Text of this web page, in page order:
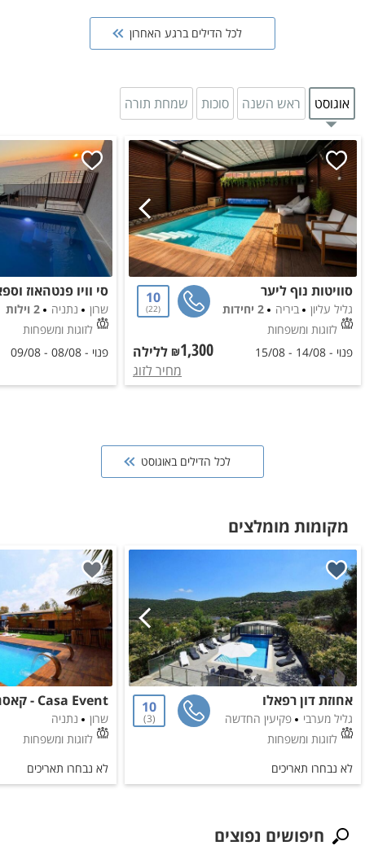
לכל הדילים ברגע האחרון
אוגוסט ראש השנה סוכות שמחת תורה
סוויטות נוף ליער
גליל עליון ביריה
2 יחידות
לזוגות ומשפחות
10
22
פנוי - 14/08
-
15/08
₪1,300
ללילה
מחיר לזוג
שרון נתניה
2 וילות
לזוגות ומשפחות
פנוי - 08/08
-
09/08
לכל הדילים באוגוסט
מקומות מומלצים
אחוזת דון רפאלו
גליל מערבי
פקיעין החדשה
לזוגות ומשפחות
10
3
לא נבחרו תאריכים
שרון
נתניה
לזוגות ומשפחות
לא נבחרו תאריכים
חיפושים נפוצים